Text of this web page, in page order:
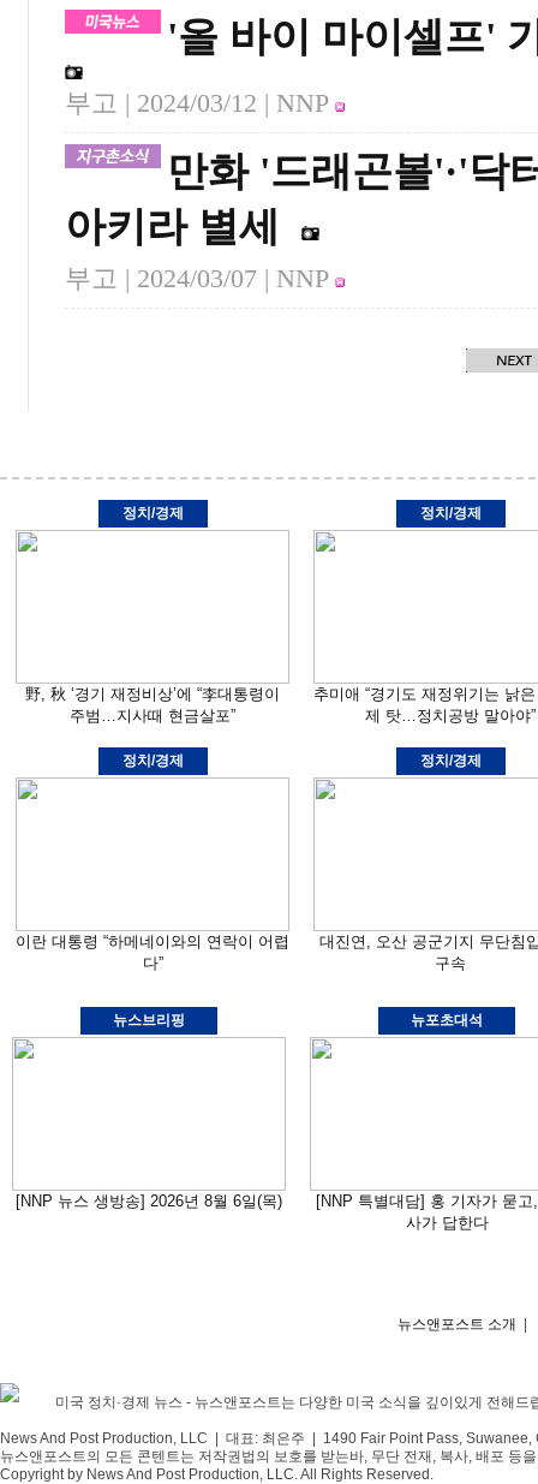
'올 바이 마이셀프'
부고 | 2024/03/12 | NNP
만화 '드래곤볼'·'닥
아키라 별세
부고 | 2024/03/07 | NNP
정치/경제
野, 秋 ‘경기 재정비상’에 “李대통령이
주범…지사때 현금살포”
정치/경제
추미애 “경기도 재정위기는 낡
제 탓…정치공방 말아야”
정치/경제
이란 대통령 “하메네이와의 연락이 어렵
다”
정치/경제
대진연, 오산 공군기지 무단침
구속
뉴스브리핑
[NNP 뉴스 생방송] 2026년 8월 6일(목)
뉴포초대석
[NNP 특별대담] 홍 기자가 묻고
사가 답한다
뉴스앤포스트 소개
미국 정치·경제 뉴스 - 뉴스앤포스트는 다양한 미국 소식을 깊이있게 전해드
News And Post Production, LLC | 대표: 최은주 | 1490 Fair Point Pass, Suwanee,
뉴스앤포스트의 모든 콘텐트는 저작권법의 보호를 받는바, 무단 전재, 복사, 배포 등
Copyright by News And Post Production, LLC. All Rights Reserved.